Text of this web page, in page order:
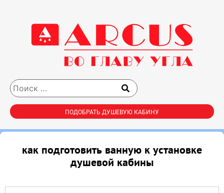
ПОДОБРАТЬ ДУШЕВУЮ КАБИНУ
как подготовить ванную к установке
душевой кабины